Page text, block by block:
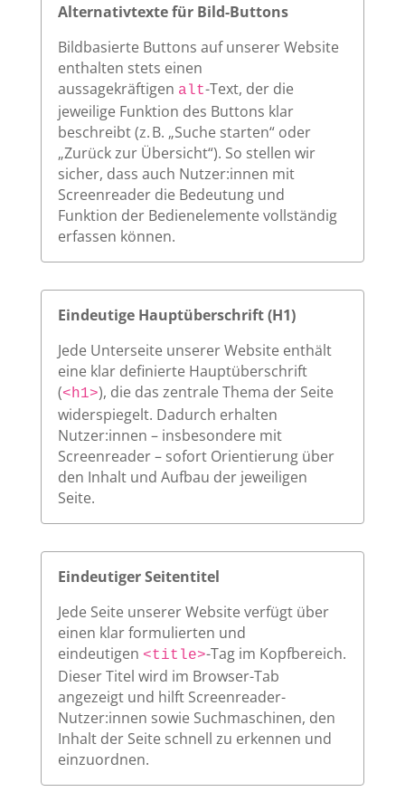
Alternativtexte für Bild-Buttons
Bildbasierte Buttons auf unserer Website
enthalten stets einen
aussagekräftigen alt-Text, der die
jeweilige Funktion des Buttons klar
beschreibt (z. B. „Suche starten“ oder
„Zurück zur Übersicht“). So stellen wir
sicher, dass auch Nutzer:innen mit
Screenreader die Bedeutung und
Funktion der Bedienelemente vollständig
erfassen können.
Eindeutige Hauptüberschrift (H1)
Jede Unterseite unserer Website enthält
eine klar definierte Hauptüberschrift
(<h1>), die das zentrale Thema der Seite
widerspiegelt. Dadurch erhalten
Nutzer:innen – insbesondere mit
Screenreader – sofort Orientierung über
den Inhalt und Aufbau der jeweiligen
Seite.
Eindeutiger Seitentitel
Jede Seite unserer Website verfügt über
einen klar formulierten und
eindeutigen <title>-Tag im Kopfbereich.
Dieser Titel wird im Browser-Tab
angezeigt und hilft Screenreader-
Nutzer:innen sowie Suchmaschinen, den
Inhalt der Seite schnell zu erkennen und
einzuordnen.